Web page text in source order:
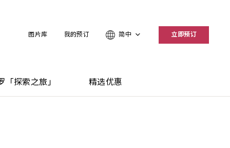
图片库 我的预订 简中 立即预订
「探索之旅」 精选优惠